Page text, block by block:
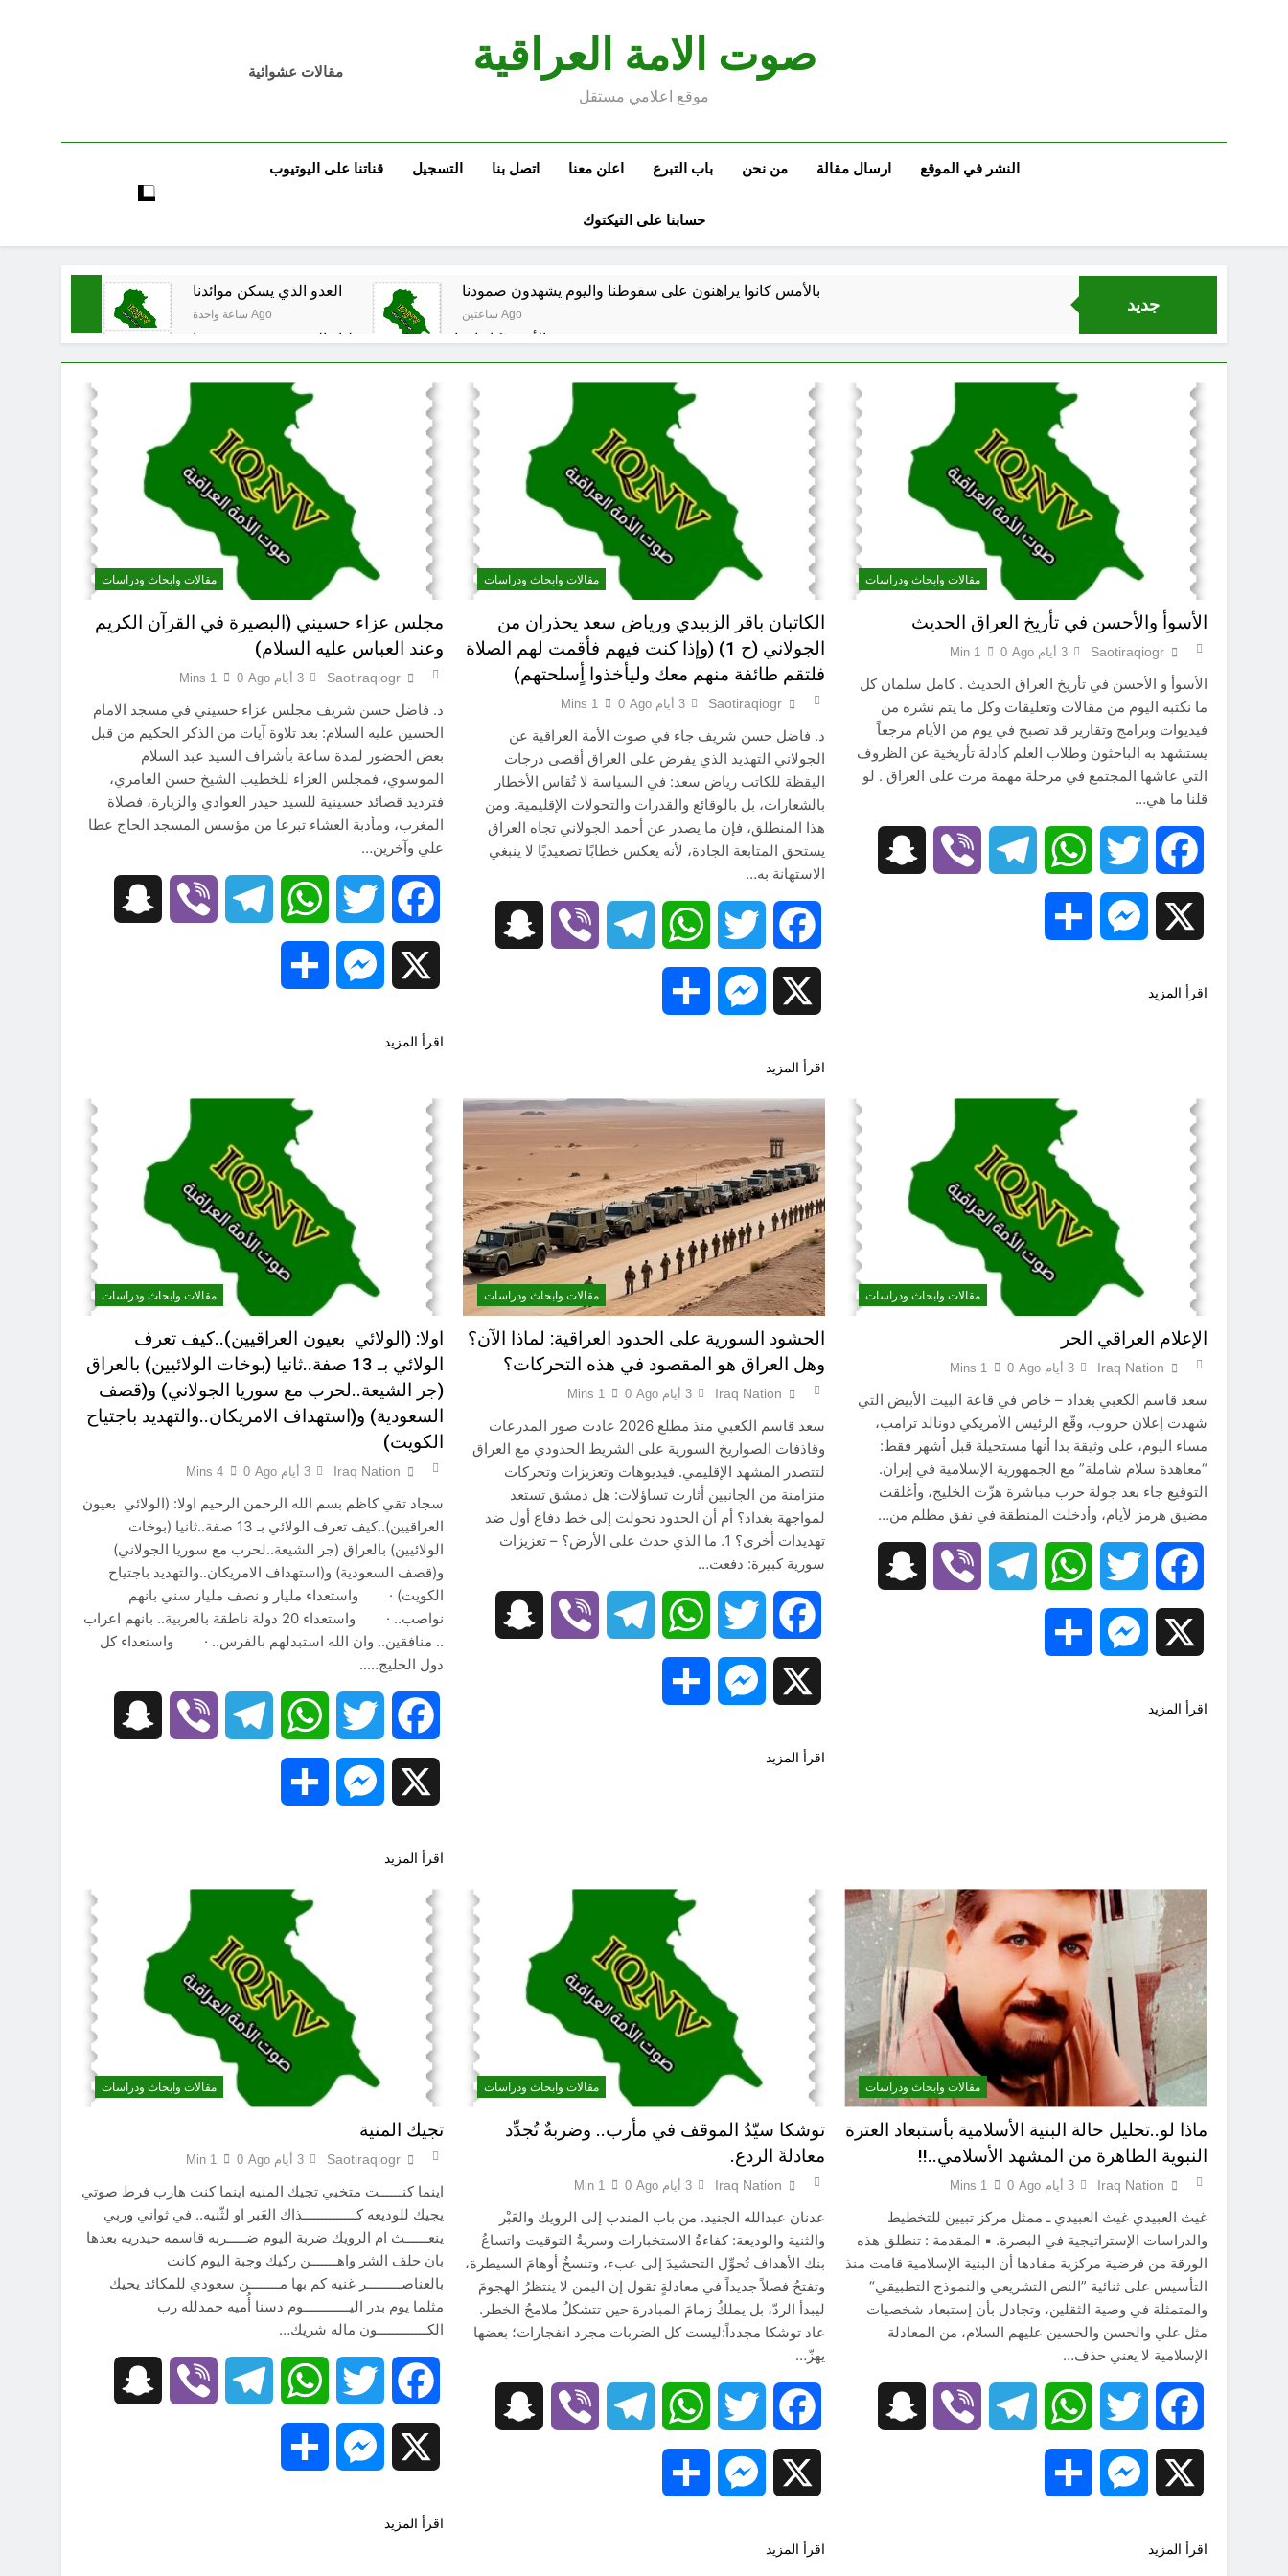
صوت الامة العراقية
موقع اعلامي مستقل
مقالات عشوائية
النشر في الموقع ارسال مقالة من نحن باب التبرع اعلن معنا اتصل بنا التسجيل قناتنا على اليوتيوب
حسابنا على التيكتوك
جديد
العدو الذي يسكن موائدنا
ساعة واحدة Ago
بالأمس كانوا يراهنون على سقوطنا واليوم يشهدون صمودنا
ساعتين Ago
بالأمس كانوا يراهنون على سقوطنا واليوم يشهدون صمودنا
ساعتين Ago
في الذكرى الثامنة والثلاثين للانتصار العراقي المدوي على ايران الملالي والموامنة
3 ساعات Ago
كاظم السماوي.. شاعر عراقي و«شيخ المنفيين» لم يتحقق حلم عودته إلى الوطن إلا بعد وفاته
4 ساعات Ago
النصر الوحيد توقفت الحرب العبثية، نعيم عاتي
4 ساعات Ago
أفكار لعدم تكرار الفرار
11 ساعة Ago
انتهت الحرب… لكن لم ينتهي الموت
16 ساعة Ago
مقالات وابحاث ودراسات
الأسوأ والأحسن في تأريخ العراق الحديث
Saotiraqiogr 3 أيام Ago 0
1 Min
الأسوأ و الأحسن في تأريخ العراق الحديث . كامل سلمان كل
ما نكتبه اليوم من مقالات وتعليقات وكل ما يتم نشره من
فيديوات وبرامج وتقارير قد تصبح في يوم من الأيام مرجعاً
يستشهد به الباحثون وطلاب العلم كأدلة تأريخية عن الظروف
التي عاشها المجتمع في مرحلة مهمة مرت على العراق . لو
قلنا ما هي…
Facebook
Twitter
WhatsApp
Telegram
Viber
Snapchat
Messenger
اقرأ المزيد
مقالات وابحاث ودراسات
الكاتبان باقر الزبيدي ورياض سعد يحذران من
الجولاني (ح 1) (وإذا كنت فيهم فأقمت لهم الصلاة
فلتقم طائفة منهم معك وليأخذوا أٍسلحتهم)
Saotiraqiogr 3 أيام Ago 0
1 Mins
د. فاضل حسن شريف جاء في صوت الأمة العراقية عن
الجولاني التهديد الذي يفرض على العراق أقصى درجات
اليقظة للكاتب رياض سعد: في السياسة لا تُقاس الأخطار
بالشعارات، بل بالوقائع والقدرات والتحولات الإقليمية. ومن
هذا المنطلق، فإن ما يصدر عن أحمد الجولاني تجاه العراق
يستحق المتابعة الجادة، لأنه يعكس خطابًا تصعيديًا لا ينبغي
الاستهانة به…
Facebook
Twitter
WhatsApp
Telegram
Viber
Snapchat
Messenger
اقرأ المزيد
مقالات وابحاث ودراسات
مجلس عزاء حسيني (البصيرة في القرآن الكريم
وعند العباس عليه السلام)
Saotiraqiogr 3 أيام Ago 0
1 Mins
د. فاضل حسن شريف مجلس عزاء حسيني في مسجد الامام
الحسين عليه السلام: بعد تلاوة آيات من الذكر الحكيم من قبل
بعض الحضور لمدة ساعة بأشراف السيد عبد السلام
الموسوي، فمجلس العزاء للخطيب الشيخ حسن العامري،
فترديد قصائد حسينية للسيد حيدر العوادي والزيارة، فصلاة
المغرب، ومأدبة العشاء تبرعا من مؤسس المسجد الحاج عطا
علي وآخرين…
Facebook
Twitter
WhatsApp
Telegram
Viber
Messenger
اقرأ المزيد
مقالات وابحاث ودراسات
الإعلام العراقي الحر
Iraq Nation 3 أيام Ago 0
1 Mins
سعد قاسم الكعبي بغداد – خاص في قاعة البيت الأبيض التي
شهدت إعلان حروب، وقّع الرئيس الأمريكي دونالد ترامب،
مساء اليوم، على وثيقة بدا أنها مستحيلة قبل أشهر فقط:
“معاهدة سلام شاملة” مع الجمهورية الإسلامية في إيران.
التوقيع جاء بعد جولة حرب مباشرة هزّت الخليج، وأغلقت
مضيق هرمز لأيام، وأدخلت المنطقة في نفق مظلم من…
Facebook
Twitter
WhatsApp
Telegram
Viber
Snapchat
Messenger
اقرأ المزيد
مقالات وابحاث ودراسات
الحشود السورية على الحدود العراقية: لماذا الآن؟
وهل العراق هو المقصود في هذه التحركات؟
Iraq Nation 3 أيام Ago 0
1 Mins
سعد قاسم الكعبي منذ مطلع 2026 عادت صور المدرعات
وقاذفات الصواريخ السورية على الشريط الحدودي مع العراق
لتتصدر المشهد الإقليمي. فيديوهات وتعزيزات وتحركات
متزامنة من الجانبين أثارت تساؤلات: هل دمشق تستعد
لمواجهة بغداد؟ أم أن الحدود تحولت إلى خط دفاع أول ضد
تهديدات أخرى؟ 1. ما الذي حدث على الأرض؟ – تعزيزات
سورية كبيرة: دفعت…
Facebook
Twitter
WhatsApp
Telegram
Viber
Snapchat
Messenger
اقرأ المزيد
مقالات وابحاث ودراسات
اولا: (الولائي بعيون العراقيين)..كيف تعرف
الولائي بـ 13 صفة..ثانيا (بوخات الولائيين) بالعراق
(جر الشيعة..لحرب مع سوريا الجولاني) و(قصف
السعودية) و(استهداف الامريكان..والتهديد باجتياح
الكويت)
Iraq Nation 3 أيام Ago 0
4 Mins
سجاد تقي كاظم بسم الله الرحمن الرحيم اولا: (الولائي بعيون
العراقيين)..كيف تعرف الولائي بـ 13 صفة..ثانيا (بوخات
الولائيين) بالعراق (جر الشيعة..لحرب مع سوريا الجولاني)
و(قصف السعودية) و(استهداف الامريكان..والتهديد باجتياح
الكويت) · واستعداء مليار و نصف مليار سني بانهم
نواصب.. · واستعداء 20 دولة ناطقة بالعربية.. بانهم اعراب
.. منافقين.. وان الله استبدلهم بالفرس.. · واستعداء كل
دول الخليج…..
Facebook
Twitter
WhatsApp
Telegram
Viber
Messenger
اقرأ المزيد
مقالات وابحاث ودراسات
ماذا لو..تحليل حالة البنية الأسلامية بأستبعاد العترة
النبوية الطاهرة من المشهد الأسلامي..!!
Iraq Nation 3 أيام Ago 0
1 Mins
غيث العبيدي غيث العبيدي ـ ممثل مركز تبيين للتخطيط
والدراسات الإستراتيجية في البصرة. ▪️ المقدمة : تنطلق هذه
الورقة من فرضية مركزية مفادها أن البنية الإسلامية قامت منذ
التأسيس على ثنائية ”النص التشريعي والنموذج التطبيقي“
والمتمثلة في وصية الثقلين، وتجادل بأن إستبعاد شخصيات
مثل علي والحسن والحسين عليهم السلام، من المعادلة
الإسلامية لا يعني حذف…
Facebook
Twitter
WhatsApp
Telegram
Viber
Snapchat
Messenger
اقرأ المزيد
مقالات وابحاث ودراسات
توشكا سيّدُ الموقف في مأرب.. وضربةٌ تُجدِّد
معادلةَ الردع.
Iraq Nation 3 أيام Ago 0
1 Min
عدنان عبدالله الجنيد. من باب المندب إلى الرويك والعَبْر
والثنية والوديعة: كفاءةُ الاستخبارات وسريةُ التوقيت واتساعُ
بنك الأهداف تُحوِّل التحشيدَ إلى عبء، وتنسخُ أوهامَ السيطرة،
وتفتحُ فصلاً جديداً في معادلةٍ تقول إن اليمن لا ينتظرُ الهجومَ
ليبدأ الردّ، بل يملكُ زمامَ المبادرة حين تتشكلُ ملامحُ الخطر.
عاد توشكا مجدداً:ليست كل الضربات مجرد انفجارات؛ بعضها
يهزّ…
Facebook
Twitter
WhatsApp
Telegram
Viber
Snapchat
Messenger
اقرأ المزيد
مقالات وابحاث ودراسات
تجيك المنية
Saotiraqiogr 3 أيام Ago 0
1 Min
اينما كنــــــت متخبي تجيك المنيه اينما كنت هارب فرط صوتي
يجيك للوديعه كــــــــــــــذاك العَبر او لثّنيه.. في ثواني وربي
ينعــــــث ام الرويك ضربة اليوم ضـــــربه قاسمه حيدريه بعدها
بان حلف الشر واهـــــــن ركيك وجبة اليوم كانت
بالعناصـــــــــر غنيه كم بها مــــــــن سعودي للمكائد يحيك
مثلما يوم بدر اليــــــــــــوم دسنا أُميه حمدلله رب
الكـــــــــــــون ماله شريك…
Facebook
Twitter
WhatsApp
Telegram
Viber
Messenger
اقرأ المزيد